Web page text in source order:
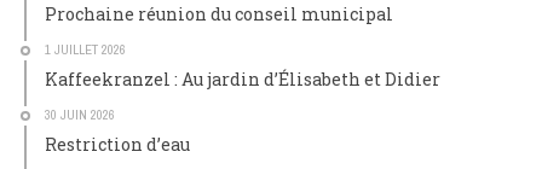
Prochaine réunion du conseil municipal
1 JUILLET 2026
Kaffeekranzel : Au jardin d’Élisabeth et Didier
30 JUIN 2026
Restriction d’eau